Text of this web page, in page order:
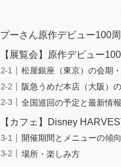
プーさん原作デビュー100
【展覧会】原作デビュー
松屋銀座（東京）の会期
阪急うめだ本店（大阪）
全国巡回の予定と最新情
【カフェ】Disney
開催期間とメニューの傾向
場所・楽しみ方